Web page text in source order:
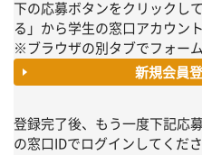
下の応募ボタンをクリックし
る」から学生の窓口アカウン
※ブラウザの別タブでフォーム
新規会員
登録完了後、もう一度下記応
の窓口IDでログインしてくだ